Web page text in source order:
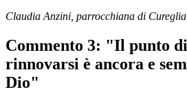
Claudia Anzini, parrocchiana di Cureglia
Commento 3: "Il punto
rinnovarsi è ancora e
Dio"